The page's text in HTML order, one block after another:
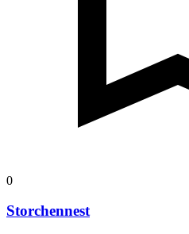
0
Storchennest